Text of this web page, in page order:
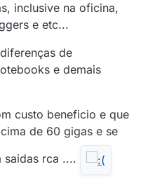
inclusive na oficina,
e etc...
de
e demais
custo beneficio e que
de 60 gigas e se
saidas rca ....